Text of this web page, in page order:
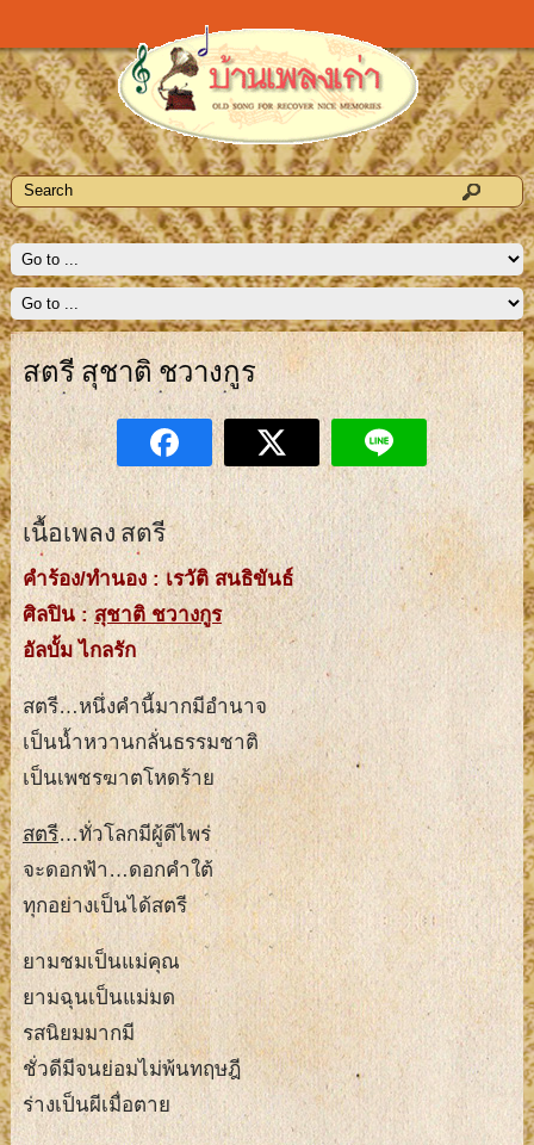
สตรี สุชาติ ชวางกูร
เนื้อเพลง สตรี
คำร้อง/ทำนอง : เรวัติ สนธิขันธ์
ศิลปิน :สุชาติ ชวางกูร
อัลบั้ม ไกลรัก
สตรี…หนึ่งคำนี้มากมีอำนาจ
เป็นน้ำหวานกลั่นธรรมชาติ
เป็นเพชรฆาตโหดร้าย
สตรี…ทั่วโลกมีผู้ดีไพร่
จะดอกฟ้า…ดอกคำใต้
ทุกอย่างเป็นได้สตรี
ยามชมเป็นแม่คุณ
ยามฉุนเป็นแม่มด
รสนิยมมากมี
ชั่วดีมีจนย่อมไม่พ้นทฤษฎี
ร่างเป็นผีเมื่อตาย